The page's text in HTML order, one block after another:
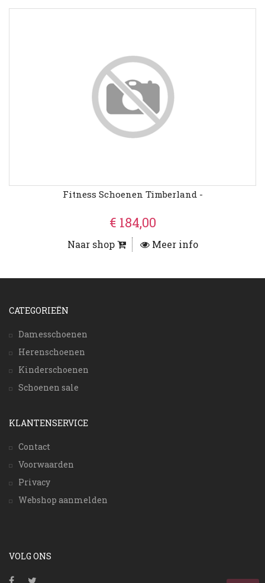
Fitness Schoenen Timberland -
€ 184,00
Naar shop Meer info
CATEGORIEËN
Damesschoenen
Herenschoenen
Kinderschoenen
Schoenen sale
KLANTENSERVICE
Contact
Voorwaarden
Privacy
Webshop aanmelden
VOLG ONS